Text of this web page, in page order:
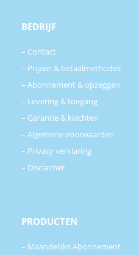
BEDRIJF
– Contact
– Prijzen & betaalmethodes
– Abonnement & opzeggen
– Levering & toegang
– Garantie & klachten
– Algemene voorwaarden
– Privacy verklaring
– Disclaimer
PRODUCTEN
– Maandelijks Abonnement